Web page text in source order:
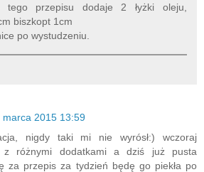
tego przepisu dodaje 2 łyżki oleju,
biszkopt 1cm
po wystudzeniu.
marca 2015 13:59
nigdy taki mi nie wyrósł:) wczoraj
z różnymi dodatkami a dziś już pusta
za przepis za tydzień będę go piekła po